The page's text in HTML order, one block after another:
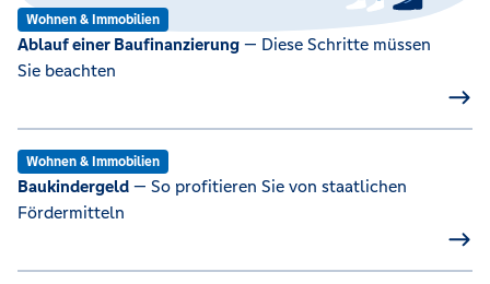
Wohnen & Immobilien
Ablauf einer Baufinanzierung — Diese Schritte müssen
Sie beachten
Wohnen & Immobilien
Baukindergeld — So profitieren Sie von staatlichen
Fördermitteln